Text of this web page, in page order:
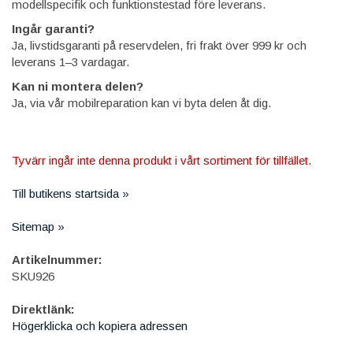
modellspecifik och funktionstestad före leverans.
Ingår garanti?
Ja, livstidsgaranti på reservdelen, fri frakt över 999 kr och
leverans 1–3 vardagar.
Kan ni montera delen?
Ja, via vår mobilreparation kan vi byta delen åt dig.
Tyvärr ingår inte denna produkt i vårt sortiment för tillfället.
Till butikens startsida »
Sitemap »
Artikelnummer:
SKU926
Direktlänk:
Högerklicka och kopiera adressen